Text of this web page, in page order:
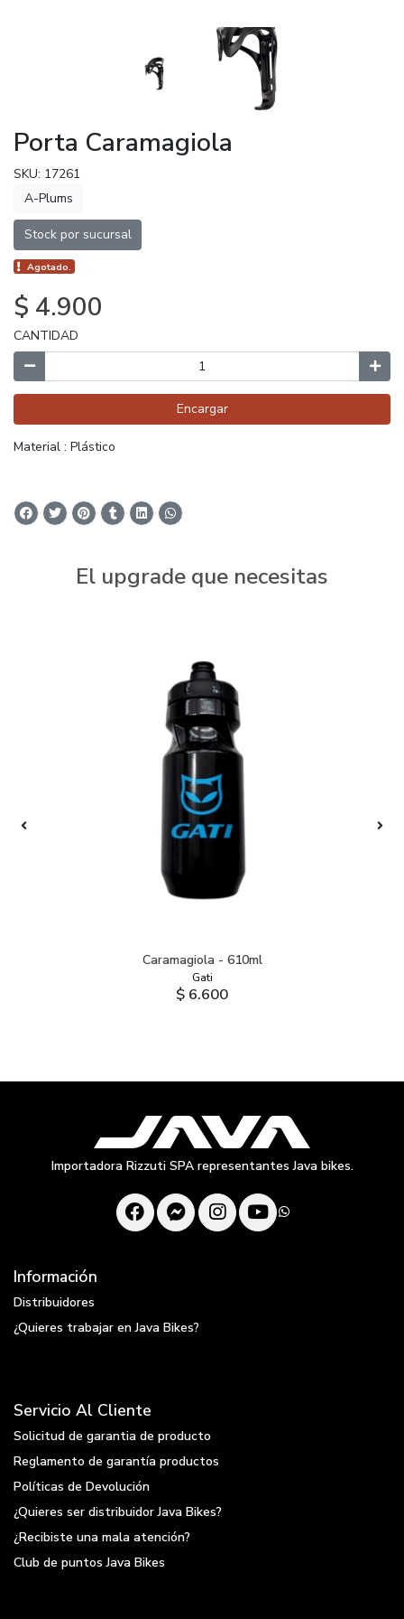
Porta Caramagiola
SKU: 17261
A-Plums
Stock por sucursal
Agotado.
$ 4.900
CANTIDAD
Encargar
Material : Plástico
El upgrade que necesitas
Caramagiola - 610ml
Gati
$ 6.600
Importadora Rizzuti SPA representantes Java bikes.
Información
Distribuidores
¿Quieres trabajar en Java Bikes?
Servicio Al Cliente
Solicitud de garantia de producto
Reglamento de garantía productos
Políticas de Devolución
¿Quieres ser distribuidor Java Bikes?
¿Recibiste una mala atención?
Club de puntos Java Bikes